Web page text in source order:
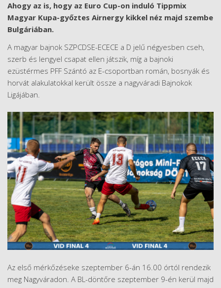
Ahogy az is, hogy az Euro Cup-on induló Tippmix
Magyar Kupa-győztes Airnergy kikkel néz majd szembe
Bulgáriában.
A magyar bajnok SZPCDSE-ECECE a D jelű négyesben cseh,
szerb és lengyel csapat ellen játszik, míg a bajnoki
ezüstérmes PFF Szántó az E-csoportban román, bosnyák és
horvát alakulatokkal került össze a nagyváradi Bajnokok
Ligájában.
Az első mérkőzéseke szeptember 6-án 16.00 órtól rendezik
meg Nagyváradon. A BL-döntőre szeptember 9-én kerül majd